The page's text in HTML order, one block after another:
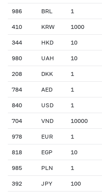
986 BRL 1
410 KRW 1000
344 HKD 10
980 UAH 10
208 DKK 1
784 AED 1
840 USD 1
704 VND 10000
978 EUR 1
818 EGP 10
985 PLN 1
392 JPY 100